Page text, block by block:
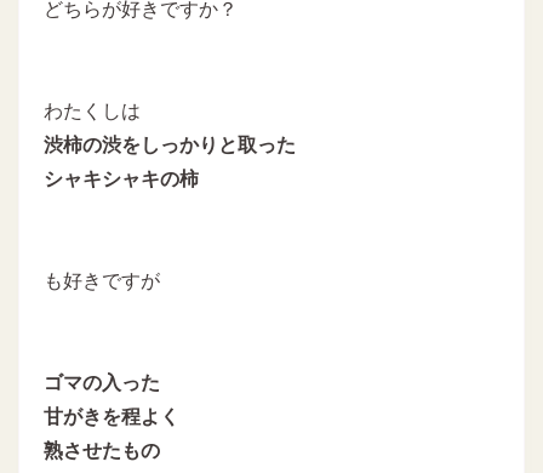
どちらが好きですか？
わたくしは
渋柿の渋をしっかりと取った
シャキシャキの柿
も好きですが
ゴマの入った
甘がきを程よく
熟させたもの